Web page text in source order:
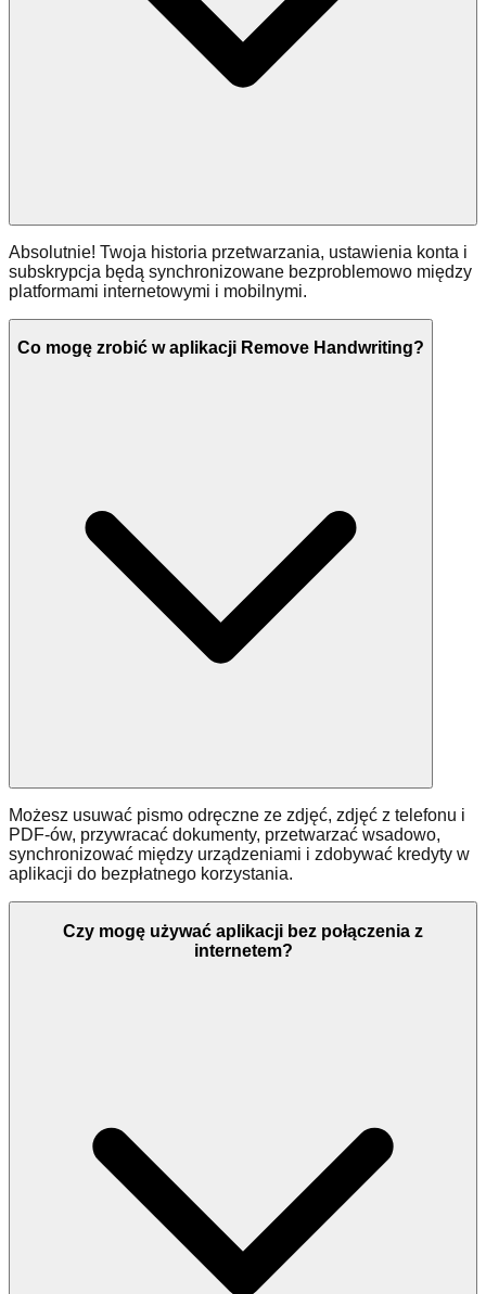
Absolutnie! Twoja historia przetwarzania, ustawienia konta i
subskrypcja będą synchronizowane bezproblemowo między
platformami internetowymi i mobilnymi.
Co mogę zrobić w aplikacji Remove Handwriting?
Możesz usuwać pismo odręczne ze zdjęć, zdjęć z telefonu i
PDF-ów, przywracać dokumenty, przetwarzać wsadowo,
synchronizować między urządzeniami i zdobywać kredyty w
aplikacji do bezpłatnego korzystania.
Czy mogę używać aplikacji bez połączenia z
internetem?